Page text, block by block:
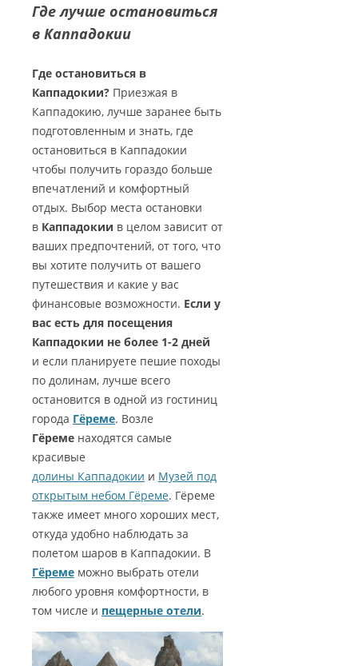
Где лучше остановиться
в Каппадокии
Где остановиться в
Каппадокии? Приезжая в
Каппадокию, лучше заранее быть
подготовленным и знать, где
остановиться в Каппадокии
чтобы получить гораздо больше
впечатлений и комфортный
отдых. Выбор места остановки
в Каппадокии в целом зависит от
ваших предпочтений, от того, что
вы хотите получить от вашего
путешествия и какие у вас
финансовые возможности. Если у
вас есть для посещения
Каппадокии не более 1-2 дней
и если планируете пешие походы
по долинам, лучше всего
остановится в одной из гостиниц
города Гёреме. Возле
Гёреме находятся самые
красивые
долины Каппадокии и Музей под
открытым небом Гёреме. Гёреме
также имеет много хороших мест,
откуда удобно наблюдать за
полетом шаров в Каппадокии. В
Гёреме можно выбрать отели
любого уровня комфортности, в
том числе и пещерные отели.